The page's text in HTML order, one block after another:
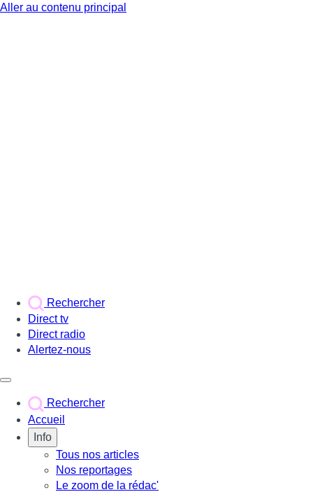
Aller au contenu principal
Rechercher
Direct tv
Direct radio
Alertez-nous
Rechercher
Accueil
Info
Tous nos articles
Nos reportages
Le zoom de la rédac'